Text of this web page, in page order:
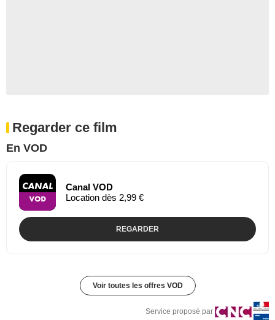
Regarder ce film
En VOD
Canal VOD
Location dès 2,99 €
REGARDER
Voir toutes les offres VOD
Service proposé par